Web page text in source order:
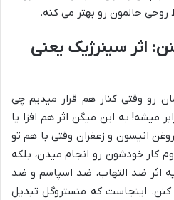
روحی حالمون رو بهتر می کنه.
اثر سینرژیک یعنی
رو وقتی کنار هم قرار میدیم چی
میشه! به این میگن اثر هم افزا یا
انیسون و زعفران وقتی با هم تو
کار خودشون رو انجام میدن، بلکه
اثر ضد التهاب، ضد اسپاسم و ضد
کنن. اینجاست که منستروگل تبدیل